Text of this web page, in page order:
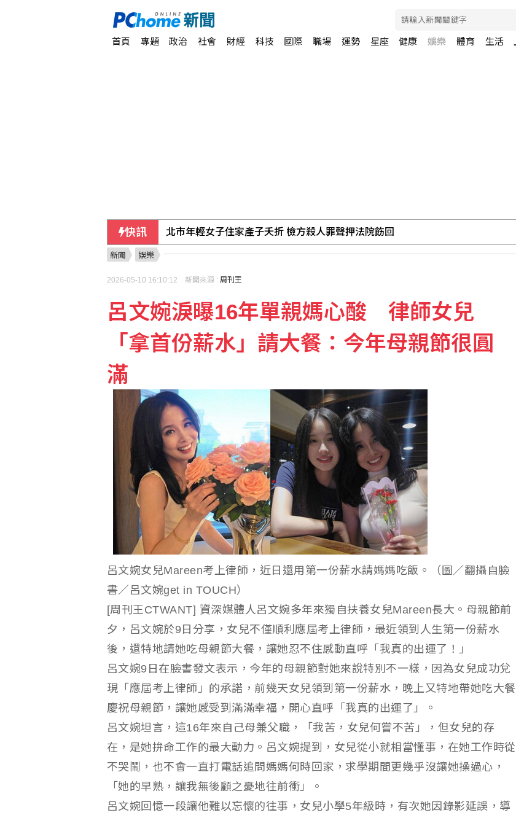
首頁 專題 政治 社會 財經 科技 國際 職場 運勢 星座 健康 娛樂 體育 生活
快訊
羅戈8局失1分優質先發 兄弟系列賽橫掃雄鷹
革命衛隊要求美國滿足伊朗條件 否則不開放荷莫茲海峽
新聞 娛樂
2026-05-10 16:10:12 新聞來源 : 周刊王
呂文婉淚曝16年單親媽心酸 律師女兒
「拿首份薪水」請大餐：今年母親節很圓
滿
呂文婉女兒Mareen考上律師，近日還用第一份薪水請媽媽吃飯。（圖／翻攝自臉
書／呂文婉get in TOUCH）
[周刊王CTWANT] 資深媒體人呂文婉多年來獨自扶養女兒Mareen長大。母親節前
夕，呂文婉於9日分享，女兒不僅順利應屆考上律師，最近領到人生第一份薪水
後，還特地請她吃母親節大餐，讓她忍不住感動直呼「我真的出運了！」
呂文婉9日在臉書發文表示，今年的母親節對她來說特別不一樣，因為女兒成功兌
現「應屆考上律師」的承諾，前幾天女兒領到第一份薪水，晚上又特地帶她吃大餐
慶祝母親節，讓她感受到滿滿幸福，開心直呼「我真的出運了」。
呂文婉坦言，這16年來自己母兼父職，「我苦，女兒何嘗不苦」，但女兒的存
在，是她拚命工作的最大動力。呂文婉提到，女兒從小就相當懂事，在她工作時從
不哭鬧，也不會一直打電話追問媽媽何時回家，求學期間更幾乎沒讓她操過心，
「她的早熟，讓我無後顧之憂地往前衝」。
呂文婉回憶一段讓他難以忘懷的往事，女兒小學5年級時，有次她因錄影延誤，導